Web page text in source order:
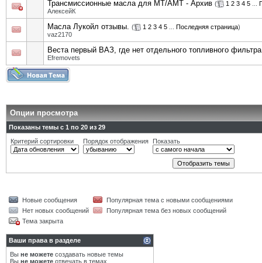
Трансмиссионные масла для MT/АМТ - Архив ( 1 2 3 4 5
АлексейК
Масла Лукойл отзывы. ( 1 2 3 4 5 Последняя страница)
vaz2170
Веста первый ВАЗ, где нет отдельного топливного фильтра
Efremovets
Опции просмотра
Показаны темы с 1 по 20 из 29
Критерий сортировки
Порядок отображения Показать
Новые сообщения
Популярная тема с новыми сообщениями
Нет новых сообщений
Популярная тема без новых сообщений
Тема закрыта
Ваши права в разделе
Вы не можете создавать новые темы
Вы не можете отвечать в темах